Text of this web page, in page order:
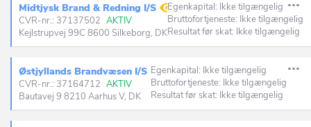
Midtjysk Brand & Redning I/S
CVR-nr.: 37137502 AKTIV
Kejlstrupvej 99C 8600 Silkeborg, DK
Egenkapital: Ikke tilgængelig
Bruttofortjeneste: Ikke tilgængelig
Resultat før skat: Ikke tilgængelig
Østjyllands Brandvæsen I/S
CVR-nr.: 37164712 AKTIV
Bautavej 9 8210 Aarhus V, DK
Egenkapital: Ikke tilgængelig
Bruttofortjeneste: Ikke tilgængelig
Resultat før skat: Ikke tilgængelig